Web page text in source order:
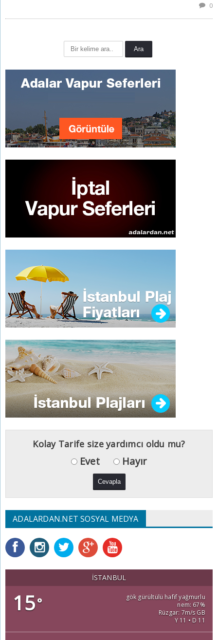
0
Kolay Tarife size yardımcı oldu mu?
Evet Hayır
ADALARDAN.NET SOSYAL MEDYA
İSTANBUL
15°
gök gürültülü hafif yağmurlu
nem: 67%
Rüzgar: 7m/s GB
Y 11 • D 11